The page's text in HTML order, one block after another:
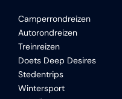
Camperrondreizen
Autorondreizen
Treinreizen
Doets Deep Desires
Stedentrips
Wintersport